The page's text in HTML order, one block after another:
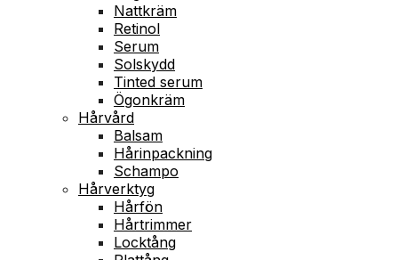
Nattkräm
Retinol
Serum
Solskydd
Tinted serum
Ögonkräm
Hårvård
Balsam
Hårinpackning
Schampo
Hårverktyg
Hårfön
Hårtrimmer
Locktång